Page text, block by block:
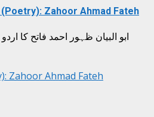
Zahoor Ahmad Fateh
ابو البیان ظہور احمد فاتح کا
Zahoor Ahmad Fateh